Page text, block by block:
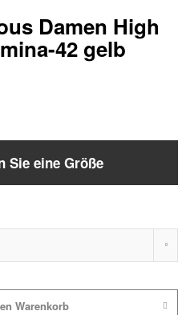
Damen High
42 gelb
Sie eine Größe
Warenkorb